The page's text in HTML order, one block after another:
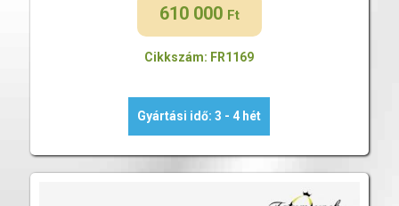
610 000 Ft
Cikkszám: FR1169
Gyártási idő: 3 - 4 hét